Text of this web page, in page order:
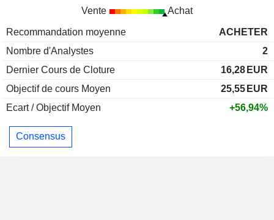
Vente Achat
Recommandation moyenne
ACHETER
Nombre d'Analystes
2
Dernier Cours de Cloture
16,28 EUR
Objectif de cours Moyen
25,55 EUR
Ecart / Objectif Moyen
+56,94%
Consensus